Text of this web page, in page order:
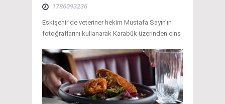
1786093236
Eskişehir’de veteriner hekim Mustafa Sayın’ın
fotoğraflarını kullanarak Karabük üzerinden cins